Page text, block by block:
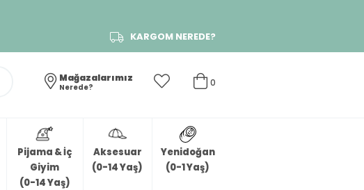
KARGOM NEREDE?
0
Mağazalarımız
Nerede?
Pijama & İç
Giyim
(0-14 Yaş)
Aksesuar
(0-14 Yaş)
Yenidoğan
(0-1 Yaş)